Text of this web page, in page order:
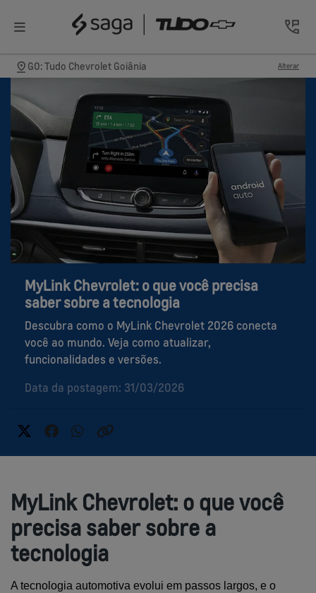
GO: Tudo Chevrolet Goiânia Alterar
MyLink Chevrolet: o que você precisa
saber sobre a tecnologia
Descubra como o MyLink Chevrolet 2026 conecta
você ao mundo. Veja como atualizar,
funcionalidades e versões.
Data da postagem: 31/03/2026
MyLink Chevrolet: o que você
precisa saber sobre a
tecnologia
A tecnologia automotiva evolui em passos largos, e o